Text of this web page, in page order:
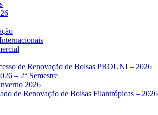
de Renovação de Bolsas PROUNI – 2026
– 2° Semestre
2026
de Renovação de Bolsas Filantrópicas – 2026